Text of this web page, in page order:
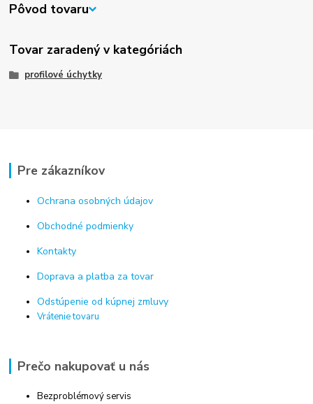
Pôvod tovaru
Tovar zaradený v kategóriách
profilové úchytky
Pre zákazníkov
Ochrana osobných údajov
Obchodné podmienky
Kontakty
Doprava a platba za tovar
Odstúpenie od kúpnej zmluvy
Vrátenie tovaru
Prečo nakupovať u nás
Bezproblémový servis